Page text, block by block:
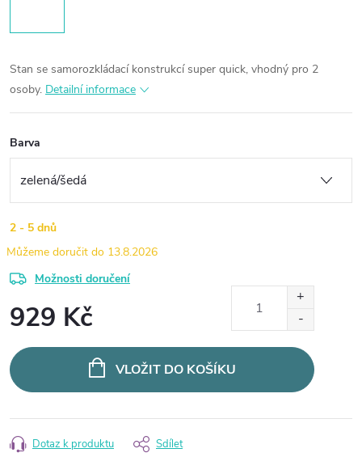
Stan se samorozkládací konstrukcí super quick, vhodný pro 2
osoby. Detailní informace
Barva
2 - 5 dnů
13.8.2026
Možnosti doručení
929 Kč
cena:
VLOŽIT DO KOŠÍKU
Dotaz k produktu Sdílet